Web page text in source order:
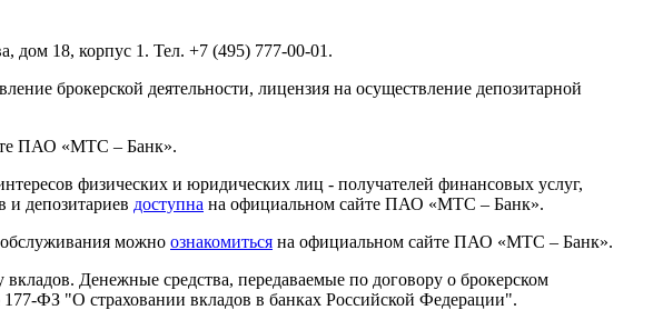
дом 18, корпус 1. Тел. +7 (495) 777-00-01.
брокерской деятельности, лицензия на осуществление депозитарной
ПАО «МТС – Банк».
физических и юридических лиц - получателей финансовых услуг,
депозитариев доступна на официальном сайте ПАО «МТС – Банк».
обслуживания можно ознакомиться на официальном сайте ПАО «МТС – Банк».
Денежные средства, передаваемые по договору о брокерском
ФЗ "О страховании вкладов в банках Российской Федерации".